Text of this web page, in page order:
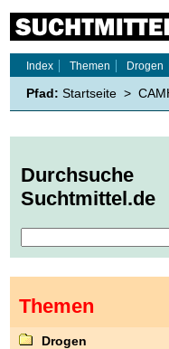
Index
Themen Drogen
Pfad: Startseite >
Durchsuche
Suchtmittel.de
Themen
Drogen